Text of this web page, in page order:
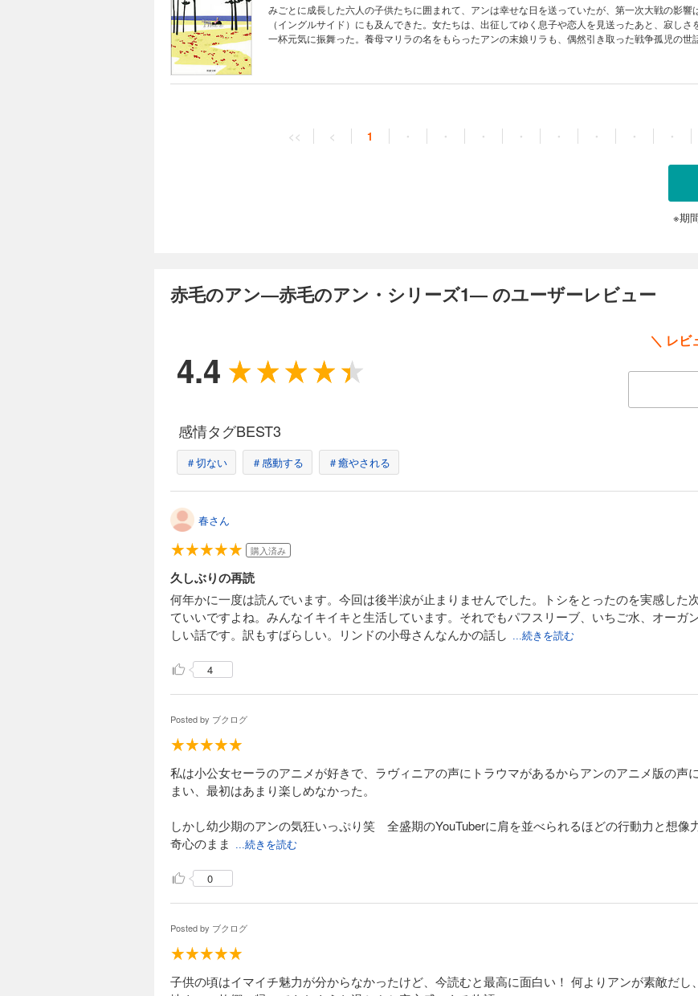
みごとに成長した六人の子供たちに囲まれて、アンは幸せな日を送っていたが、第一次大戦の影響
（イングルサイド）にも及んできた。女たちは、出征してゆく息子や恋人を見送ったあと、寂しさ
一杯元気に振舞った。養母マリラの名をもらったアンの末娘リラも、偶然引き取った戦争孤児の世
<< < 1 ・ ・ ・ ・ ・ ・ ・ ・
※期
赤毛のアン―赤毛のアン・シリーズ1― のユーザーレビュー
4.4
＼ レビ
感情タグBEST3
＃切ない ＃感動する ＃癒やされる
春さん
購入済み
久しぶりの再読
何年かに一度は読んでいます。今回は後半涙が止まりませんでした。トシをとったのを実感した
ていいですよね。みんなイキイキと生活しています。それでもパフスリーブ、いちご水、オーガ
しい話です。訳もすばらしい。リンドの小母さんなんかの話し ...続きを読む
4
Posted by ブクログ
私は小公女セーラのアニメが好きで、ラヴィニアの声にトラウマがあるからアンのアニメ版の声
まい、最初はあまり楽しめなかった。
しかし幼少期のアンの気狂いっぷり笑 全盛期のYouTuberに肩を並べられるほどの行動力と想像
奇心のまま
...続きを読む
0
Posted by ブクログ
子供の頃はイマイチ魅力が分からなかったけど、今読むと最高に面白い！ 何よりアンが素敵だ